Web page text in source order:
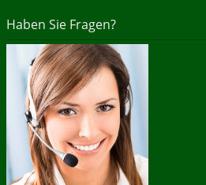
Haben Sie Fragen?